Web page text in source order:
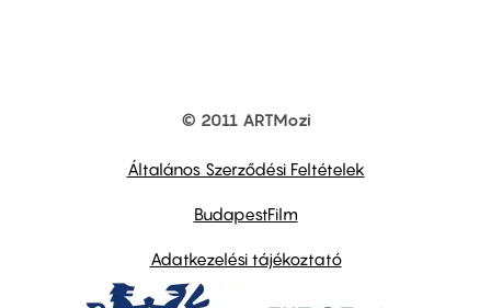
© 2011 ARTMozi
Általános Szerződési Feltételek
BudapestFilm
Adatkezelési tájékoztató